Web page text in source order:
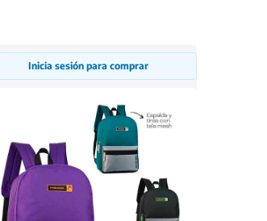
Inicia sesión para comprar